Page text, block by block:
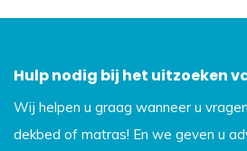
Hulp nodig bij het uitzoeken
Wij helpen u graag wanneer u
dekbed of matras! En we geven u